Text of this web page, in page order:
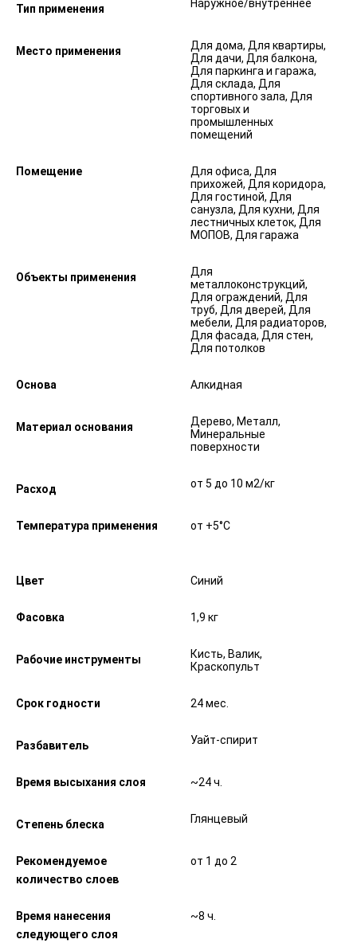
Тип применения Наружное/внутреннее
Место применения
Для дома, Для квартиры,
Для дачи, Для балкона,
Для паркинга и гаража,
Для склада, Для
спортивного зала, Для
торговых и
промышленных
помещений
Помещение
Для офиса, Для
прихожей, Для коридора,
Для гостиной, Для
санузла, Для кухни, Для
лестничных клеток, Для
МОПОВ, Для гаража
Объекты применения
Для
металлоконструкций,
Для ограждений, Для
труб, Для дверей, Для
мебели, Для радиаторов,
Для фасада, Для стен,
Для потолков
Основа Алкидная
Материал основания
Дерево, Металл,
Минеральные
поверхности
Расход от 5 до 10 м2/кг
Температура применения от +5°С
Цвет Синий
Фасовка 1,9 кг
Рабочие инструменты
Кисть, Валик,
Краскопульт
Срок годности 24 мес.
Разбавитель Уайт-спирит
Время высыхания слоя ~24 ч.
Степень блеска Глянцевый
Рекомендуемое
количество слоев
от 1 до 2
Время нанесения
следующего слоя
~8 ч.